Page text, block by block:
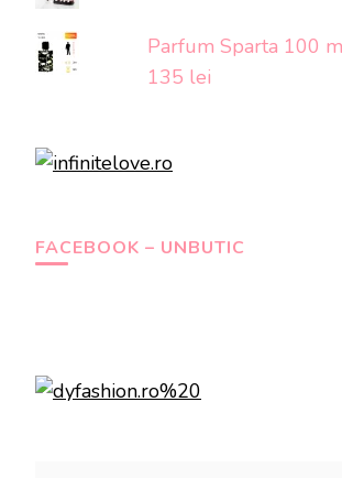
Parfum Sparta 100
135 lei
FACEBOOK – UNBUTIC